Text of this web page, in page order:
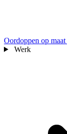
Oordoppen op maat
Werk